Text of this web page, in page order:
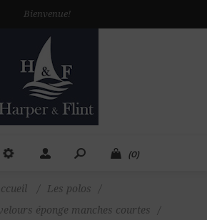
Bienvenue!
(0)
/ Les polos
/
éponge manches courtes
/